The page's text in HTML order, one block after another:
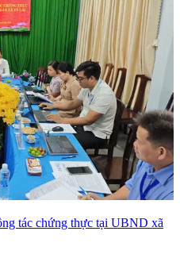
tác chứng thực tại UBND xã